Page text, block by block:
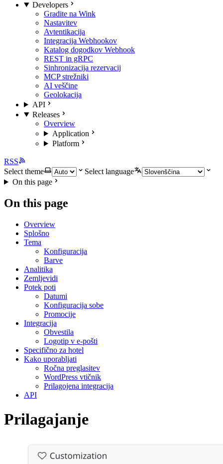
Developers
Gradite na Wink
Nastavitev
Avtentikacija
Integracija Webhookov
Katalog dogodkov Webhook
REST in gRPC
Sinhronizacija rezervacij
MCP strežniki
AI veščine
Geolokacija
API
Releases
Overview
Application
Platform
RSS
Select theme
Select language
On this page
On this page
Overview
Splošno
Tema
Konfiguracija
Barve
Analitika
Zemljevidi
Potek poti
Datumi
Konfiguracija sobe
Promocije
Integracija
Obvestila
Logotip v e-pošti
Specifično za hotel
Kako uporabljati
Ročna preglasitev
WordPress vtičnik
Prilagojena integracija
API
Prilagajanje